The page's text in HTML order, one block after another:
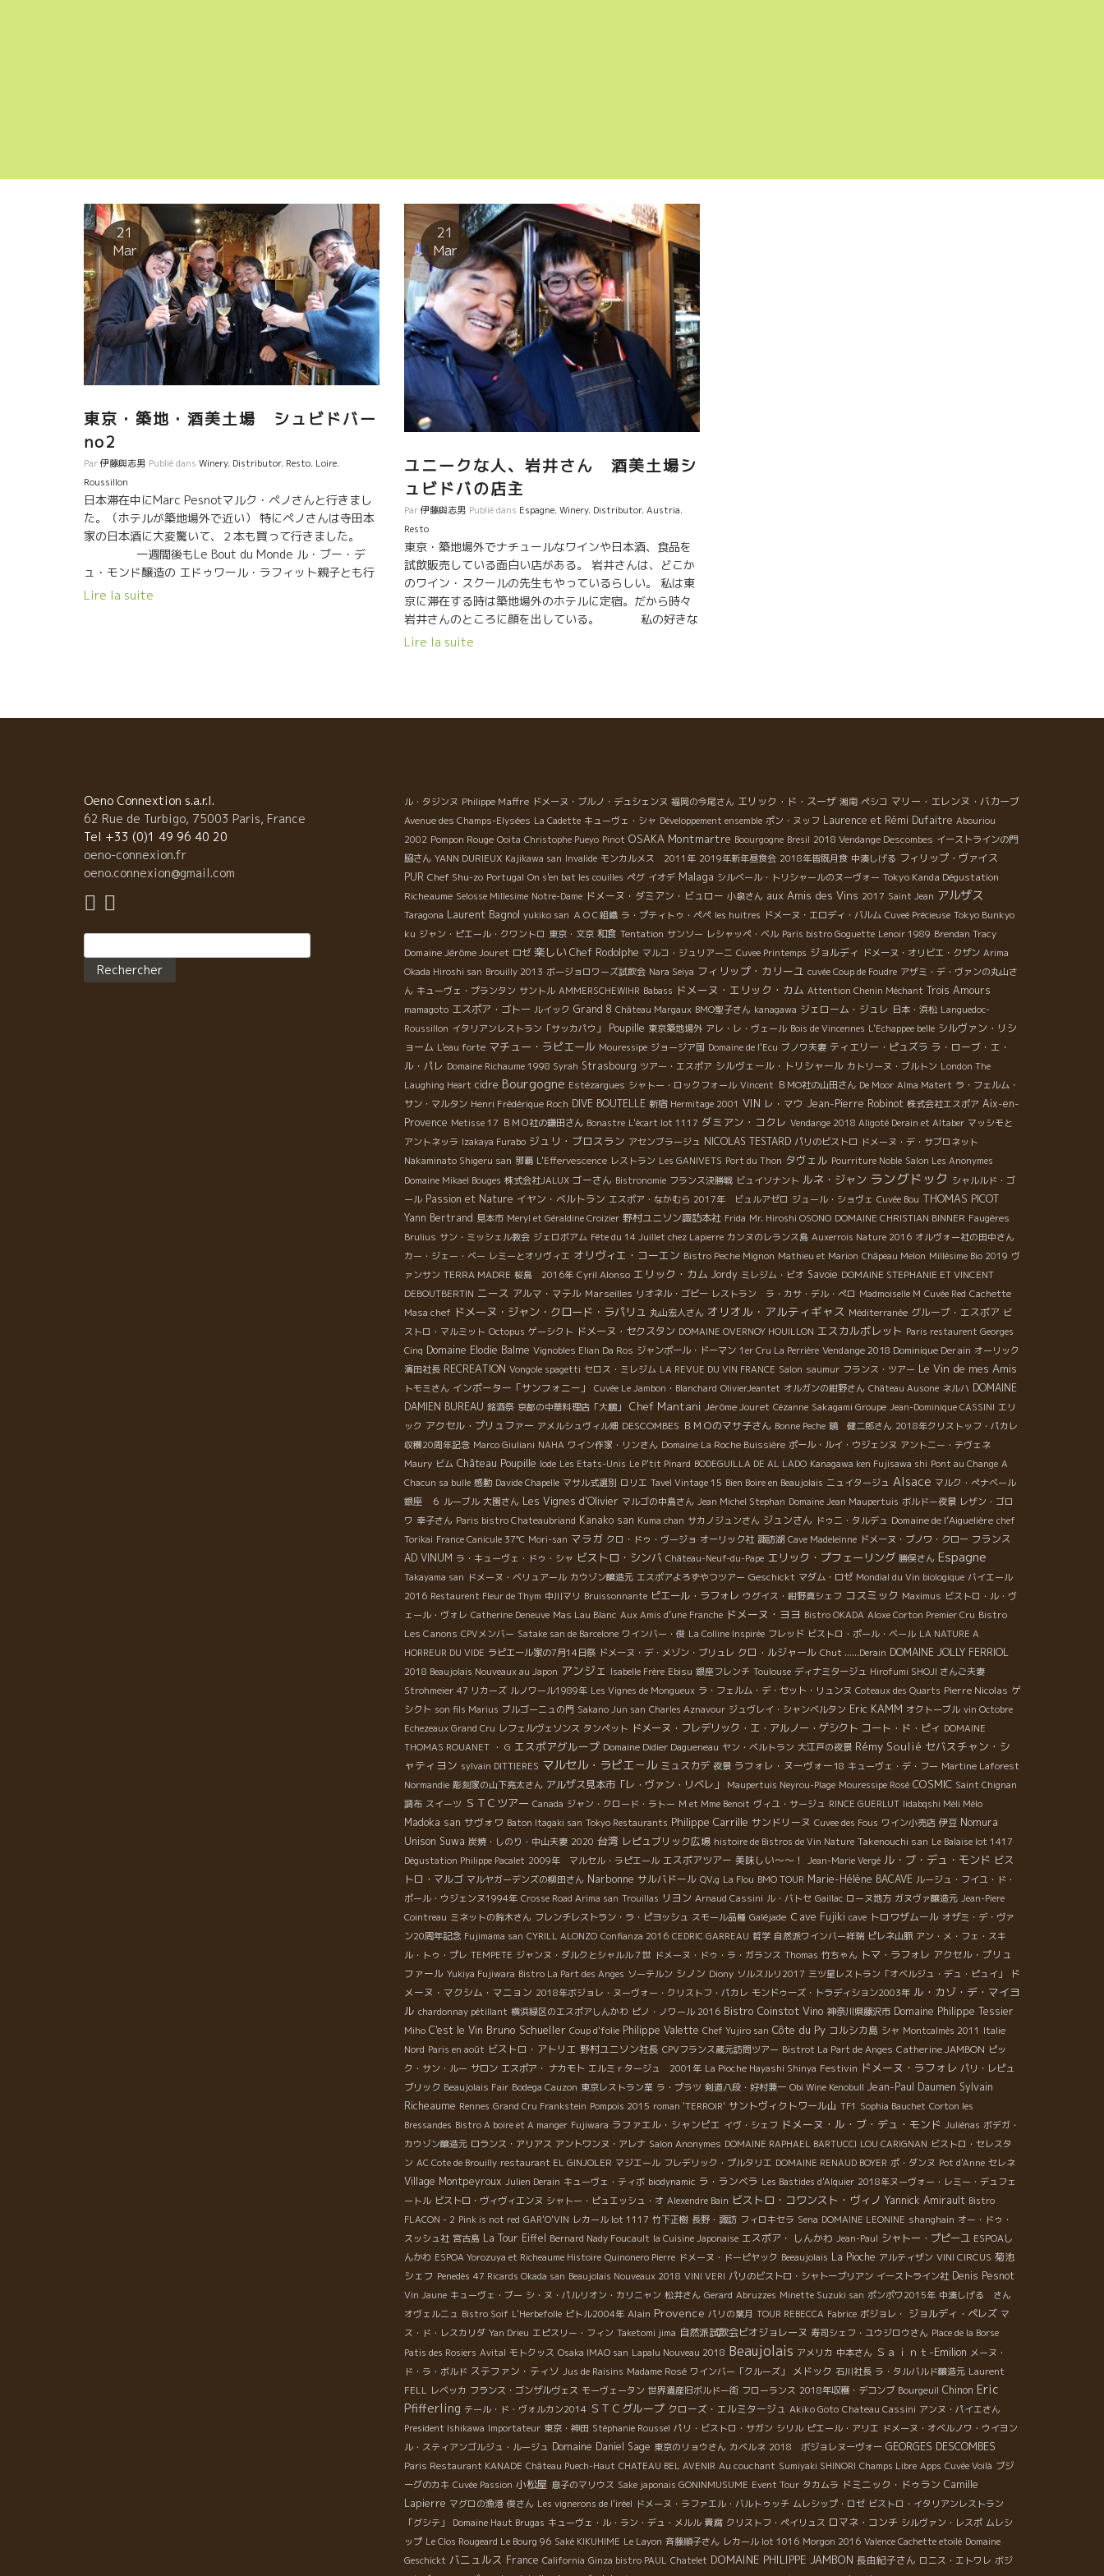
21
Mar
東京・築地・酒美土場 シュビドバー
no2
Par伊藤與志男 Publié dans Winery, Distributor, Resto, Loire,
Roussillon
日本滞在中にMarc Pesnotマルク・ペノさんと行きまし
た。（ホテルが築地場外で近い） 特にペノさんは寺田本
家の日本酒に大変驚いて、２本も買って行きました。
一週間後もLe Bout du Monde ル・ブー・デ
ュ・モンド醸造の エドゥワール・ラフィット親子とも行
きました。 フランスの醸造家に日本のワインを飲ませる
Lire la suite
21
Mar
ユニークな人、岩井さん 酒美土場シ
ュビドバの店主
Par伊藤與志男 Publié dans Espagne,Winery, Distributor,Austria,
Resto
東京・築地場外でナチュールなワインや日本酒、食品を
試飲販売している面白い店がある。 岩井さんは、どこか
のワイン・スクールの先生もやっているらしい。 私は東
京に滞在する時は築地場外のホテルに定宿。だから時々
岩井さんのところに顔を出している。 私の好きな
ワインや日本酒があるからです。 岩井さんの商品選択の
この二本は私が大好きなワインの中でも、かなり異
質な魅力を備えたワインだからです。 いつも私の心の中
で、深いところで驚かされている醸造家の二人だからで
す。 この二つの蔵のワインをここで見た時から、岩井さ
んってどんな人なんだろう？ いつも思っている。
日本滞在中は，超過密スケジュールなのでゆっ
くり話すこともできないので、まだよく岩井さんの事は
良く知らないのですが、一度ゆっくり一緒に飲みたい人
です。 東京にお住まいの皆さん、銀座からも近いし、週
末に銀ブラしてチョット足を伸ばして、築地場外まで行
ってみる価値大ですよ。 私の大好きな日本酒、寺田本家
も揃ってますよ。
Lire la suite
Oeno Connextion s.a.r.l.
62 Rue de Turbigo, 75003 Paris, France
Tel +33 (0)1 49 96 40 20
oeno-connexion.fr
oeno.connexion@gmail.com
ル・タジンヌ Philippe Maffre ドメーヌ・ブルノ・デュシェンヌ 福岡の今尾さん エリック・ド・スーザ 湘南 ペシコ マリー・エレンヌ・バカーブ
Avenue des Champs-Elysées La Cadette キューヴェ・シャ Développement ensemble ポン・ヌッフ Laurence et Rémi Dufaitre Abouriou
2002 Pompon Rouge Ooita Christophe Pueyo Pinot OSAKA Montmartre Boourgogne Bresil 2018 Vendange Descombes イーストラインの門
脇さん YANN DURIEUX Kajikawa san Invalide モンカルメス 2011年 2019年新年昼食会 2018年皆既月食 中湊しげる フィリップ・ヴァイス
PUR Chef Shu-zo Portugal On s'en bat les couilles ペグ イオデ Malaga シルベール・トリシャールのヌーヴォー Tokyo Kanda Dégustation
Richeaume Selosse Millesime Notre-Dame ドメーヌ・ダミアン・ビュロー 小泉さん aux Amis des Vins 2017 Saint Jean アルザス
Taragona Laurent Bagnol yukiko san ＡＯＣ組織 ラ・プティトゥ・ペペ les huitres ドメーヌ・エロディ・バルム Cuveé Précieuse Tokyo Bunkyo
ku ジャン・ピエール・クワントロ 東京・文京 和食 Tentation サンソー レシャッペ・ベル Paris bistro Goguette Lenoir 1989 Brendan Tracy
Domaine Jérôme Jouret ロゼ 楽しい Chef Rodolphe マルコ・ジュリアーニ Cuvee Printemps ジョルディ ドメーヌ・オリビエ・クザン Arima
Okada Hiroshi san Brouilly 2013 ボージョロワーズ試飲会 Nara Seiya フィリップ・カリーユ cuvée Coup de Foudre アザミ・デ・ヴァンの丸山さ
ん キューヴェ・プランタン サントル AMMERSCHEWIHR Babass ドメーヌ・エリック・カム Attention Chenin Méchant Trois Amours
mamagoto エスポア・ゴトー ルイック Grand 8 Château Margaux BMO聖子さん kanagawa ジェローム・ジュレ 日本・浜松 Languedoc-
Roussillon イタリアンレストラン「サッカパウ」 Poupille 東京築地場外 アレ・レ・ヴェール Bois de Vincennes L'Echappee belle シルヴァン・リシ
ョーム L'eau forte マチュー・ラピエール Mouressipe ジョージア国 Domaine de l'Ecu ブノワ夫妻 ティエリー・ピュズラ ラ・ローブ・エ・
ル・パレ Domaine Richaume 1998 Syrah Strasbourg ツアー・エスポア シルヴェール・トリシャール カトリーヌ・ブルトン London The
Laughing Heart cidre Bourgogne Estézargues シャトー・ロックフォール Vincent ＢＭО社の山田さん De Moor Alma Matert ラ・フェルム・
サン・マルタン Henri Frédérique Roch DIVE BOUTELLE 新宿 Hermitage 2001 VIN レ・マウ Jean-Pierre Robinot 株式会社エスポア Aix-en-
Provence Metisse 17 ＢＭＯ社の鎌田さん Bonastre L'écart lot 1117 ダミアン・コクレ Vendange 2018 Aligoté Derain et Altaber マッシモと
アントネッラ Izakaya Furabo ジュリ・ブロスラン アセンブラージュ NICOLAS TESTARD パリのビストロ ドメーヌ・デ・サブロネット
Nakaminato Shigeru san 那覇 L'Effervescence レストラン Les GANIVETS Port du Thon タヴェル Pourriture Noble Salon Les Anonymes
Domaine Mikael Bouges 株式会社JALUX ゴーさん Bistronomie フランス決勝戦 ビュイソナント ルネ・ジャン ラングドック シャルルド・ゴ
ール Passion et Nature イヤン・ベルトラン エスポア・なかむら 2017年 ビュルアゼロ ジュール・ショヴェ Cuvée Bou THOMAS PICOT
Yann Bertrand 見本市 Meryl et Géraldine Croizier 野村ユニソン諏訪本社 Frida Mr. Hiroshi OSONO DOMAINE CHRISTIAN BINNER Faugères
Brulius サン・ミッシェル教会 ジェロボアム Fête du 14 Juillet chez Lapierre カンヌのレランス島 Auxerrois Nature 2016 オルヴォー社の田中さん
カー・ジェー・ベー レミーとオリヴィエ オリヴィエ・コーエン Bistro Peche Mignon Mathieu et Marion Châpeau Melon Millésime Bio 2019 ヴ
ァンサン TERRA MADRE 桜島 2016年 Cyril Alonso エリック・カム Jordy ミレジム・ビオ Savoie DOMAINE STEPHANIE ET VINCENT
DEBOUTBERTIN ニース アルマ・マテル Marseilles リオネル・ゴビー レストラン ラ・カサ・デル・ぺロ Madmoiselle M Cuvée Red Cachette
Masa chef ドメーヌ・ジャン・クロード・ラパリュ 丸山宏人さん オリオル・アルティギャス Méditerranée グループ・エスポア ビ
ストロ・マルミット Octopus ゲーシクト ドメーヌ・セクスタン DOMAINE OVERNOY HOUILLON エスカルポレット Paris restaurent Georges
Cinq Domaine Elodie Balme Vignobles Elian Da Ros ジャンポール・ドーマン 1er Cru La Perrière Vendange 2018 Dominique Derain オーリック
濱田社長 RECREATION Vongole spagetti セロス・ミレジム LA REVUE DU VIN FRANCE Salon saumur フランス・ツアー Le Vin de mes Amis
トモミさん インポーター「サンフォニー」 Cuvée Le Jambon・Blanchard OlivierJeantet オルガンの紺野さん Château Ausone ネルハ DOMAINE
DAMIEN BUREAU 銘酒祭 京都の中華料理店「大鵬」 Chef Mantani Jérôme Jouret Cézanne Sakagami Groupe Jean-Dominique CASSINI エリ
ック アクセル・プリュファー アメルシュヴィル畑 DESCOMBES ＢＭＯのマサ子さん Bonne Peche 鏡 健二郎さん 2018年クリストッフ・パカレ
収穫20周年記念 Marco Giuliani NAHA ワイン作家・リンさん Domaine La Roche Buissière ポール・ルイ・ウジェンヌ アントニー・テヴェネ
Maury ビム Château Poupille Iode Les Etats-Unis Le P'tit Pinard BODEGUILLA DE AL LADO Kanagawa ken Fujisawa shi Pont au Change A
Chacun sa bulle 感動 Davide Chapelle マサル式選別 ロリエ Tavel Vintage 15 Bien Boire en Beaujolais ニュイタージュ Alsace マルク・ぺナベール
銀座 ６ ルーブル 大園さん Les Vignes d'Olivier マルゴの中島さん Jean Michel Stephan Domaine Jean Maupertuis ボルドー夜景 レザン・ゴロ
ワ 幸子さん Paris bistro Chateaubriand Kanako san Kuma chan サカノジュンさん ジュンさん ドゥニ・タルデュ Domaine de l’Aiguelière chef
Torikai France Canicule 37℃ Mori-san マラガ クロ・ドゥ・ヴージョ オーリック社 諏訪湖 Cave Madeleinne ドメーヌ・ブノワ・クロー フランス
AD VINUM ラ・キューヴェ・ドゥ・シャ ビストロ・シンバ Château-Neuf-du-Pape エリック・プフェーリング 勝俣さん Espagne
Takayama san ドメーヌ・ベリュアール カウゾン醸造元 エスポアよろずやつツアー Geschickt マダム・ロゼ Mondial du Vin biologique バイエール
2016 Restaurent Fleur de Thym 中川マリ Bruissonnante ピエール・ラフォレ ウグイス・紺野真シェフ コスミック Maximus ビストロ・ル・ヴ
ェール・ヴォレ Catherine Deneuve Mas Lau Blanc Aux Amis d’une Franche ドメーヌ・ヨヨ Bistro OKADA Aloxe Corton Premier Cru Bistro
Les Canons CPVメンバー Satake san de Barcelone ワインバー・俊 La Colline Inspirée フレッド ビストロ・ポール・ベール LA NATURE A
HORREUR DU VIDE ラピエール家の7月14日祭 ドメーヌ・デ・メゾン・ブリュレ クロ・ルジャール Chut ......Derain DOMAINE JOLLY FERRIOL
2018 Beaujolais Nouveaux au Japon アンジェ Isabelle Frère Ebisu 銀座フレンチ Toulouse ディナミタージュ Hirofumi SHOJI さんご夫妻
Strohmeier 47 リカーズ ルノワール1989年 Les Vignes de Mongueux ラ・フェルム・デ・セット・リュンヌ Coteaux des Quarts Pierre Nicolas ゲ
シクト son fils Marius ブルゴーニュの門 Sakano Jun san Charles Aznavour ジュヴレイ・シャンベルタン Eric KAMM オクトーブル vin Octobre
Echezeaux Grand Cru レフェルヴェソンス タンペット ドメーヌ・フレデリック・エ・アルノー・ゲシクト コート・ド・ピィ DOMAINE
THOMAS ROUANET ・ G エスポアグループ Domaine Didier Dagueneau ヤン・ベルトラン 大江戸の夜景 Rémy Soulié セバスチャン・シ
ャティヨン sylvain DITTIERES マルセル・ラピエ－ル ミュスカデ 夜景 ラフォレ・ヌーヴォー18 キューヴェ・デ・フー Martine Laforest
Normandie 彫刻家の山下亮太さん アルザス見本市「レ・ヴァン・リベレ」 Maupertuis Neyrou-Plage Mouressipe Rosé COSMIC Saint Chignan
調布 スイーツ ＳＴＣツアー Canada ジャン・クロード・ラトー M et Mme Benoit ヴィユ・サージュ RINCE GUERLUT Iidabqshi Méli Mélo
Madoka san サヴォワ Baton Itagaki san Tokyo Restaurants Philippe Carrille サンドリーヌ Cuvee des Fous ワイン小売店 伊豆 Nomura
Unison Suwa 炭焼・しのり・中山夫妻 2020 台湾 レピュブリック広場 histoire de Bistros de Vin Nature Takenouchi san Le Balaise lot 1417
Dégustation Philippe Pacalet 2009年 マルセル・ラピエール エスポアツアー 美味しい～～！ Jean-Marie Vergé ル・ブ・デュ・モンド ビス
トロ・マルゴ マルヤガーデンズの柳田さん Narbonne サルバドール QV.g La Flou BMO TOUR Marie-Hélène BACAVE ルージュ・フイユ・ド・
ポール・ウジェンヌ1994年 Crosse Road Arima san Trouillas リヨン Arnaud Cassini ル・バトセ Gaillac ローヌ地方 ガヌヴァ醸造元 Jean-Piere
Cointreau ミネットの鈴木さん フレンチレストラン・ラ・ピヨッシュ スモール品種 Galéjade Ｃave Fujiki cave トロワザムール オザミ・デ・ヴァ
ン20周年記念 Fujimama san CYRILL ALONZO Confianza 2016 CEDRIC GARREAU 哲学 自然派ワインバー祥瑞 ピレネ山脈 アン・メ・フェ・スキ
ル・トゥ・プレ TEMPETE ジャンヌ・ダルクとシャルル７世 ドメーヌ・ドゥ・ラ・ガランス Thomas 竹ちゃん トマ・ラフォレ アクセル・プリュ
ファール Yukiya Fujiwara Bistro La Part des Anges ソーテルン シノン Diony ソルスルリ2017 三ツ星レストラン「オベルジュ・デュ・ピュイ」
ド
メーヌ・マクシム・マニョン 2018年ボジョレ・ヌーヴォー・クリストフ・パカレ モンドゥーズ・トラディション2003年 ル・カゾ・デ・マイヨ
ル chardonnay pétillant 横浜緑区のエスポアしんかわ ピノ・ノワール 2016 Bistro Coinstot Vino 神奈川県藤沢市 Domaine Philippe Tessier
Miho C'est le Vin Bruno Schueller Coup d'folie Philippe Valette Chef Yujiro san Côte du Py コルシカ島 シャ Montcalmès 2011 Italie
Nord Paris en août ビストロ・アトリエ 野村ユニソン社長 CPVフランス蔵元訪問ツアー Bistrot La Part de Anges Catherine JAMBON ピッ
ク・サン・ルー サロン エスポア・ ナカモト エルミｒタージュ 2001年 La Pioche Hayashi Shinya Festivin ドメーヌ・ラフォレ パリ・レピュ
ブリック Beaujolais Fair Bodega Cauzon 東京レストラン業 ラ・プラツ 剣道八段・好村兼一 Obi Wine Kenobull Jean-Paul Daumen Sylvain
Richeaume Rennes Grand Cru Frankstein Pompois 2015 roman 'TERROIR' サントヴィクトワール山 TF1 Sophia Bauchet Corton les
Bressandes Bistro A boire et A manger Fujiwara ラファエル・シャンピエ イヴ・シェフ ドメーヌ・ル・ブ・デュ・モンド Juliénas ボデガ・
カウゾン醸造元 ロランス・アリアス アントワンヌ・アレナ Salon Anonymes DOMAINE RAPHAEL BARTUCCI LOU CARIGNAN ビストロ・セレスタ
ン AC Cote de Brouilly restaurant EL GINJOLER マジエール フレデリック・プルタリエ DOMAINE RENAUD BOYER ポ・ダンヌ Pot d'Anne セレネ
Village Montpeyroux Julien Derain キューヴェ・ティボ biodynamic ラ・ランベラ Les Bastides d'Alquier 2018年ヌーヴォー・レミー・デュフェ
ートル ビストロ・ヴィヴィエンヌ シャトー・ピュエッシュ・オ Alexendre Bain ビストロ・コワンスト・ヴィノ Yannick Amirault Bistro
FLACON - 2 Pink is not red GAR'O'VIN レカール lot 1117 竹下正樹 長野・諏訪 フィロキセラ Sena DOMAINE LEONINE shanghain オー・ドゥ・
スッシュ社 宮古島 La Tour Eiffel Bernard Nady Foucault la Cuisine Japonaise エスポア・ しんかわ Jean-Paul シャトー・プピーユ ESPOAし
んかわ ESPOA Yorozuya et Richeaume Histoire Quinonero Pierre ドメーヌ・ドーピヤック Beeaujolais La Pioche アルティザン VINI CIRCUS 菊池
シェフ Penedès 47 Ricards Okada san Beaujolais Nouveaux 2018 VINI VERI パリのビストロ・シャトーブリアン イーストライン社 Denis Pesnot
Vin Jaune キューヴェ・ブー シ・ヌ・パルリオン・カリニャン 松井さん Gerard Abruzzes Minette Suzuki san ポンポワ2015年 中湊しげる さん
オヴェルニュ Bistro Soif L'Herbefolle ピトル2004年 Alain Provence パリの葉月 TOUR REBECCA Fabrice ボジョレ・ ジョルディ・ペレズ マ
ス・ド・レスカリダ Yan Drieu エピスリー・フィン Taketomi jima 自然派試飲会ビオジョレーヌ 寿司シェフ・ユウジロウさん Place de la Borse
Patis des Rosiers Avital モトクッス Osaka IMAO san Lapalu Nouveau 2018 Beaujolais アメリカ 中本さん Ｓａｉｎｔ-Emilion メーヌ・
ド・ラ・ボルド ステファン・ティソ Jus de Raisins Madame Rosé ワインバー「クルーズ」 メドック 石川社長 ラ・タルバルド醸造元 Laurent
FELL レベッカ フランス・ゴンザルヴェス モーヴェータン 世界遺産旧ボルドー街 フローランス 2018年収穫・デコンブ Bourgeuil Chinon Eric
Pfifferling テール・ド・ヴォルカン2014 ＳＴＣグループ クローズ・エルミタージュ Akiko Goto Chateau Cassini アンヌ・パイエさん
President Ishikawa Importateur 東京・神田 Stéphanie Roussel パリ・ビストロ・サガン シリル ピエール・アリエ ドメーヌ・オベルノワ・ウイヨン
ル・スティアンゴルジュ・ルージュ Domaine Daniel Sage 東京のリョウさん カベルネ 2018 ボジョレヌーヴォー GEORGES DESCOMBES
Paris Restaurant KANADE Château Puech-Haut CHATEAU BEL AVENIR Au couchant Sumiyaki SHINORI Champs Libre Apps Cuvée Voilà ブジ
ーグのカキ Cuvée Passion 小松屋 息子のマリウス Sake japonais GONINMUSUME Event Tour タカムラ ドミニック・ドゥラン Camille
Lapierre マグロの漁港 俊さん Les vignerons de l'iréel ドメーヌ・ラファエル・バルトゥッチ ムレシップ・ロゼ ビストロ・イタリアンレストラン
「グシテ」
Domaine Haut Brugas キューヴェ・ル・ラン・デュ・メルル 貴腐 クリストフ・ペイリュス ロマネ・コンチ シルヴァン・レスポ ムレシ
ップ Le Clos Rougeard Le Bourg 96 Saké KIKUHIME Le Layon 斉藤順子さん レカール lot 1016 Morgon 2016 Valence Cachette etoilé Domaine
Geschickt バニュルス France California Ginza bistro PAUL Chatelet DOMAINE PHILIPPE JAMBON 長由紀子さん ロニス・エトワレ ボジ